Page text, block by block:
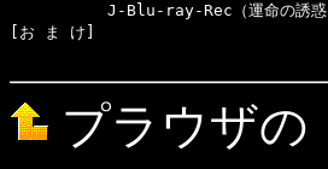
　　　　　J-Blu-ray-Rec（運命の誘惑
[お ま け]
プラウザの